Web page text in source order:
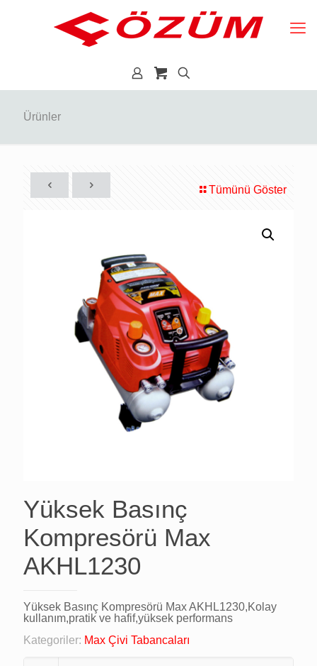
Ürünler
Tümünü Göster
Yüksek Basınç
Kompresörü Max
AKHL1230
Yüksek Basınç Kompresörü Max AKHL1230,Kolay
kullanım,pratik ve hafif,yüksek performans
Kategoriler: Max Çivi Tabancaları